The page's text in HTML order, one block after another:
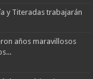
y Titeradas trabajarán
años maravillosos